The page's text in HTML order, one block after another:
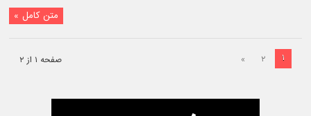
متن کامل »
صفحه ۱ از ۲ ۱ ۲ »